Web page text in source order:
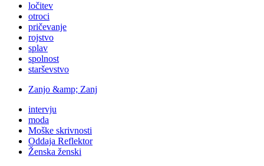
ločitev
otroci
pričevanje
rojstvo
splav
spolnost
starševstvo
Zanjo &amp; Zanj
intervju
moda
Moške skrivnosti
Oddaja Reflektor
Ženska ženski